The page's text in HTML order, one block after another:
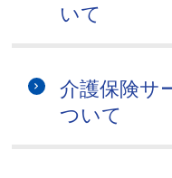
いて
介護保険サ
ついて